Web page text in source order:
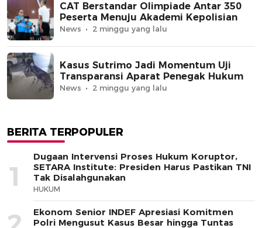
CAT Berstandar Olimpiade Antar 350
Peserta Menuju Akademi Kepolisian
News 2 minggu yang lalu
Kasus Sutrimo Jadi Momentum Uji
Transparansi Aparat Penegak Hukum
News 2 minggu yang lalu
BERITA TERPOPULER
1
Dugaan Intervensi Proses Hukum Koruptor,
SETARA Institute: Presiden Harus Pastikan TNI
Tak Disalahgunakan
HUKUM
Ekonom Senior INDEF Apresiasi Komitmen
Polri Mengusut Kasus Besar hingga Tuntas